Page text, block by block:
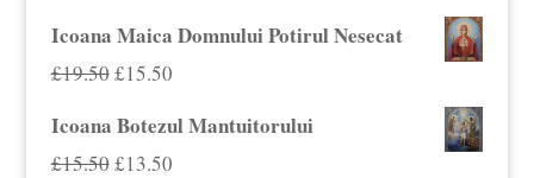
£15.00.
Icoana Maica Domnului Potirul Nesecat
£19.50Prețul
£15.50Prețul
Icoana Botezul Mantuitorului
£15.50Prețul
£13.50Prețul